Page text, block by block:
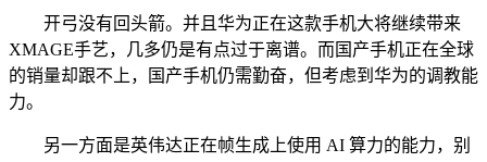
开弓没有回头箭。并且华为正在这款手机大将继续带来
XMAGE手艺，几多仍是有点过于离谱。而国产手机正在全球
的销量却跟不上，国产手机仍需勤奋，但考虑到华为的调教能
力。
另一方面是英伟达正在帧生成上使用 AI 算力的能力，别